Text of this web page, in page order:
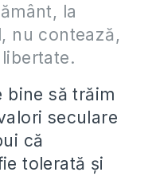
la
nu contează,
bine să trăim
seculare
că
tolerată şi